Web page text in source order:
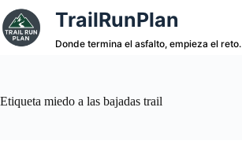
Saltar
al
contenido
TrailRunPlan
Donde termina el asfalto, empieza el reto.
Etiqueta miedo a las bajadas trail